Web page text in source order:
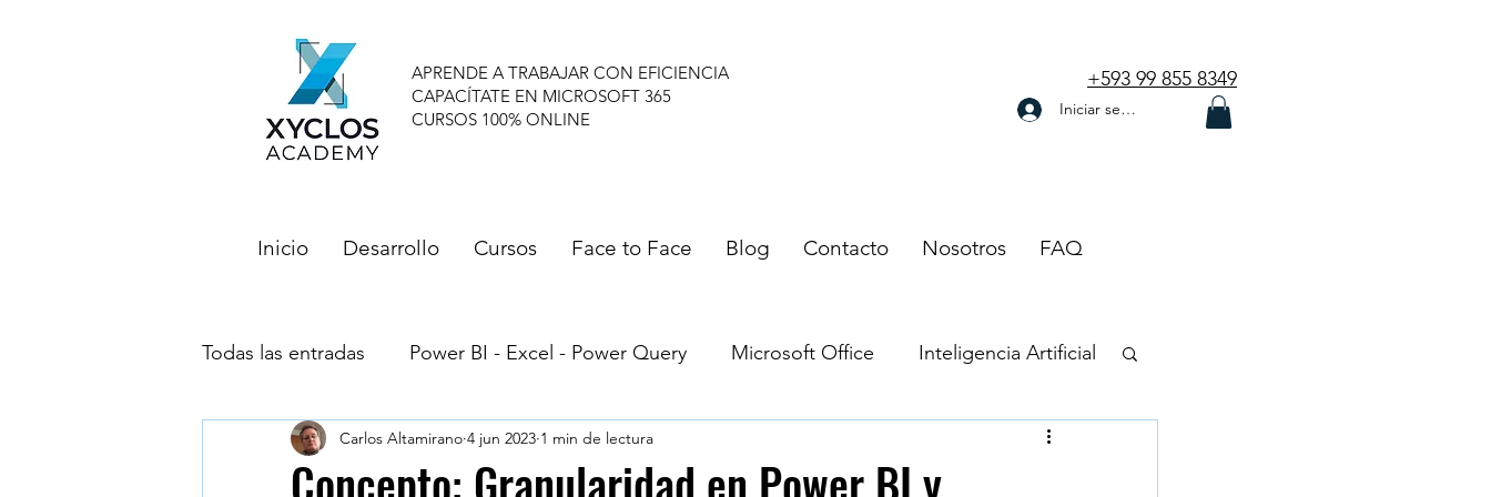
APRENDE A TRABAJAR CON EFICIENCIA
CAPACÍTATE EN MICROSOFT 365
CURSOS 100% ONLINE
+593 99 855 8349
Iniciar sesión
Inicio Desarrollo Cursos Face to Face Blog Contacto Nosotros FAQ
Todas las entradas Power BI - Excel - Power Query Microsoft Office Inteligencia Artificial
Testimonios - Reviews - Alumnos Microsoft Project - Planner
Concepto: Granularidad en Power BI y
Carlos Altamirano 4 jun 2023 1 min de lectura